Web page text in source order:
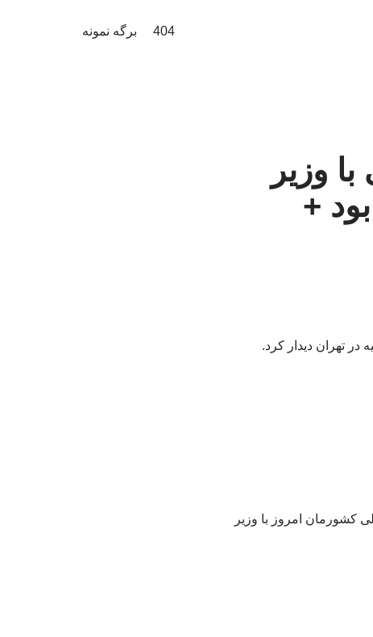
404 برگه نمونه
وزیر
+
تهران دیدار کرد.
کشورمان امروز با وزیر